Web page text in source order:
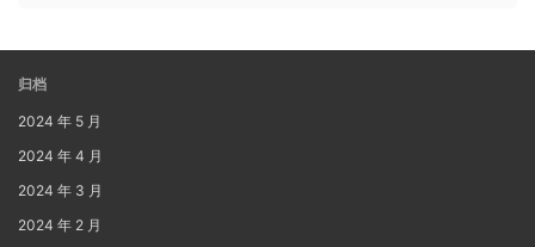
归档
2024 年 5 月
2024 年 4 月
2024 年 3 月
2024 年 2 月